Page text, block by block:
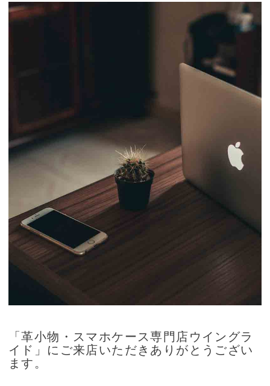
「革小物・スマホケース専門店ウイングラ
イド」にご来店いただきありがとうござい
ます。
ップ
へ